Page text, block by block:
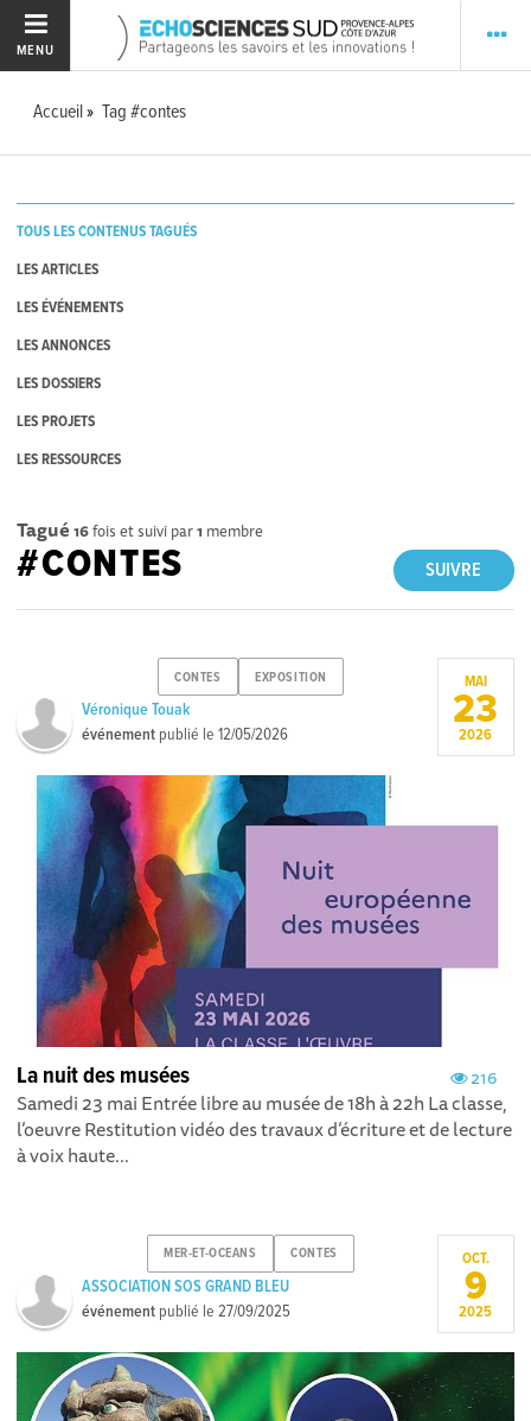
MENU
Accueil Tag #contes
TOUS LES CONTENUS TAGUÉS
LES ARTICLES
LES ÉVÉNEMENTS
LES ANNONCES
LES DOSSIERS
LES PROJETS
LES RESSOURCES
Tagué 16fois et suivi par1 membre
SUIVRE
#CONTES
CONTES EXPOSITION
Véronique Touak
événement publié le12/05/2026
MAI
23
2026
216
La nuit des musées
Samedi 23 mai Entrée libre au musée de 18h à 22h La classe,
l’oeuvre Restitution vidéo des travaux d’écriture et de lecture
à voix haute...
MER-ET-OCEANS CONTES
ASSOCIATION SOS GRAND BLEU
événement publié le27/09/2025
OCT.
9
2025